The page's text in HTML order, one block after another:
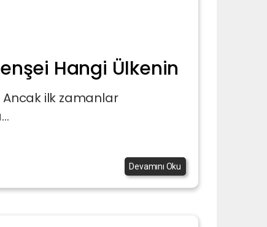
Hangi Ülkenin
Ancak ilk zamanlar
Devamını Oku